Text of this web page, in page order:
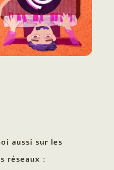
aussi sur les
réseaux :